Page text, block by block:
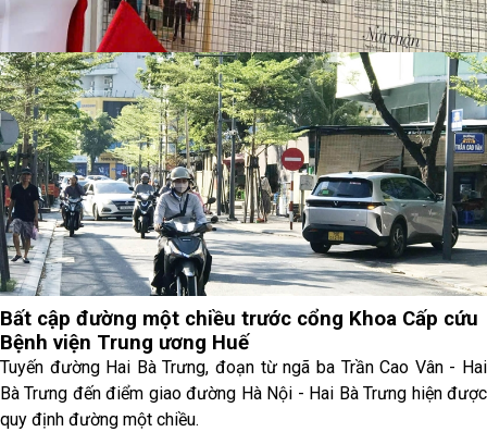
Bất cập đường một chiều trước cổng Khoa Cấp cứu
Bệnh viện Trung ương Huế
Tuyến đường Hai Bà Trưng, đoạn từ ngã ba Trần Cao Vân - Hai
Bà Trưng đến điểm giao đường Hà Nội - Hai Bà Trưng hiện được
quy định đường một chiều.